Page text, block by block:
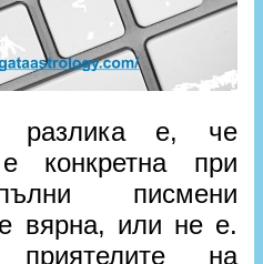
разлика е, че
конкретна при
писмени
вярна, или не е.
на